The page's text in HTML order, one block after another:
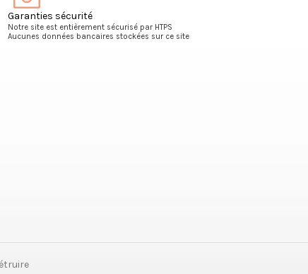
Garanties sécurité
Notre site est entièrement sécurisé par HTPS
Aucunes données bancaires stockées sur ce site